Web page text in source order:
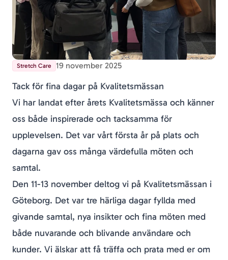
Stretch Care 19 november 2025
Tack för fina dagar på Kvalitetsmässan
Vi har landat efter årets Kvalitetsmässa och känner
oss både inspirerade och tacksamma för
upplevelsen. Det var vårt första år på plats och
dagarna gav oss många värdefulla möten och
samtal.
Den 11-13 november deltog vi på Kvalitetsmässan i
Göteborg. Det var tre härliga dagar fyllda med
givande samtal, nya insikter och fina möten med
både nuvarande och blivande användare och
kunder. Vi älskar att få träffa och prata med er om